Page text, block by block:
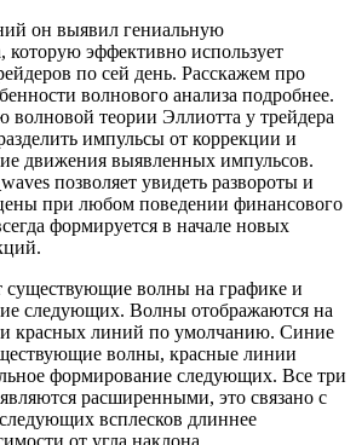
он выявил гениальную
которую эффективно использует
по сей день. Расскажем про
волнового анализа подробнее.
волновой теории Эллиотта у трейдера
импульсы от коррекции и
движения выявленных импульсов.
позволяет увидеть развороты и
при любом поведении финансового
формируется в начале новых
существующие волны на графике и
следующих. Волны отображаются на
красных линий по умолчанию. Синие
волны, красные линии
формирование следующих. Все три
расширенными, это связано с
всплесков длиннее
от угла наклона.